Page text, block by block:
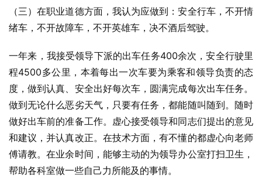
（三）在职业道德方面，我认为应做到：安全行车，不开情
绪车，不开故障车，不开英雄车，决不酒后驾驶。
一年来，我接受领导下派的出车任务400余次，安全行驶里
程4500多公里，本着每出一次车要为乘客和领导负责的态
度，做到认真、安全出好每次车，圆满完成每次出车任务。
做到无论什么恶劣天气，只要有任务，都能随叫随到。随时
做好出车前的准备工作。虚心接受领导和同志们提出的意见
和建议，并认真改正。在技术方面，有不懂的都虚心向老师
傅请教。在业余时间，能够主动的为领导办公室打扫卫生，
帮助各科室做一些自己力所能及的事情。